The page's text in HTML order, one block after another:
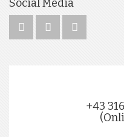
Social Media
+43